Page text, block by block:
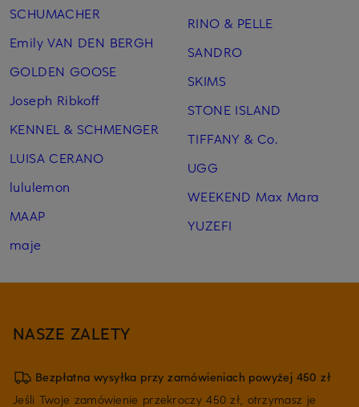
SCHUMACHER
Emily VAN DEN BERGH
GOLDEN GOOSE
Joseph Ribkoff
KENNEL & SCHMENGER
LUISA CERANO
lululemon
MAAP
maje
RINO & PELLE
SANDRO
SKIMS
STONE ISLAND
TIFFANY & Co.
UGG
WEEKEND Max Mara
YUZEFI
NASZE ZALETY
Bezpłatna wysyłka przy zamówieniach powyżej 450 zł
Jeśli Twoje zamówienie przekroczy 450 zł, otrzymasz je